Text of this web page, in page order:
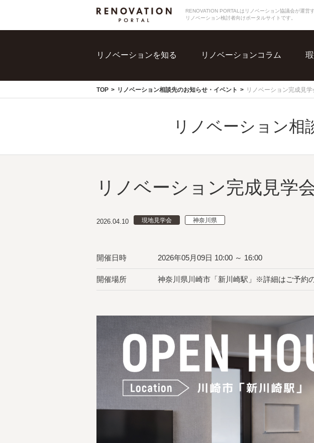
RENOVATION PORTALはリノベーション協議会が運営
リノベーション検討者向けポータルサイトです。
リノベーションを知る リノベーションコラム
TOP リノベーション相談先のお知らせ・イベント リノベーション完成見
リノベーション相
リノベーション完成見学
2026.04.10 現地見学会 神奈川県
開催日時 2026年05月09日 10:00 ～ 16:00
開催場所 神奈川県川崎市「新川崎駅」※詳細はご予約